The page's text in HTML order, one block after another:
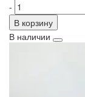
-
В корзину
В наличии